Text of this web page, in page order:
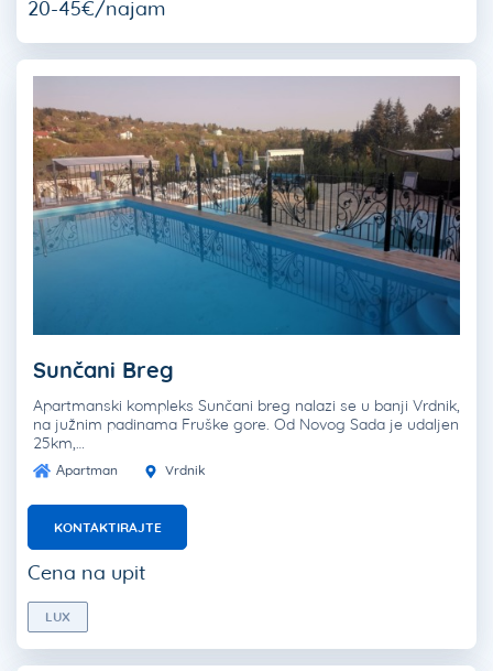
20-45€/najam
Sunčani Breg
Apartmanski kompleks Sunčani breg nalazi se u banji Vrdnik,
na južnim padinama Fruške gore. Od Novog Sada je udaljen
25km,…
Apartman Vrdnik
KONTAKTIRAJTE
Cena na upit
LUX